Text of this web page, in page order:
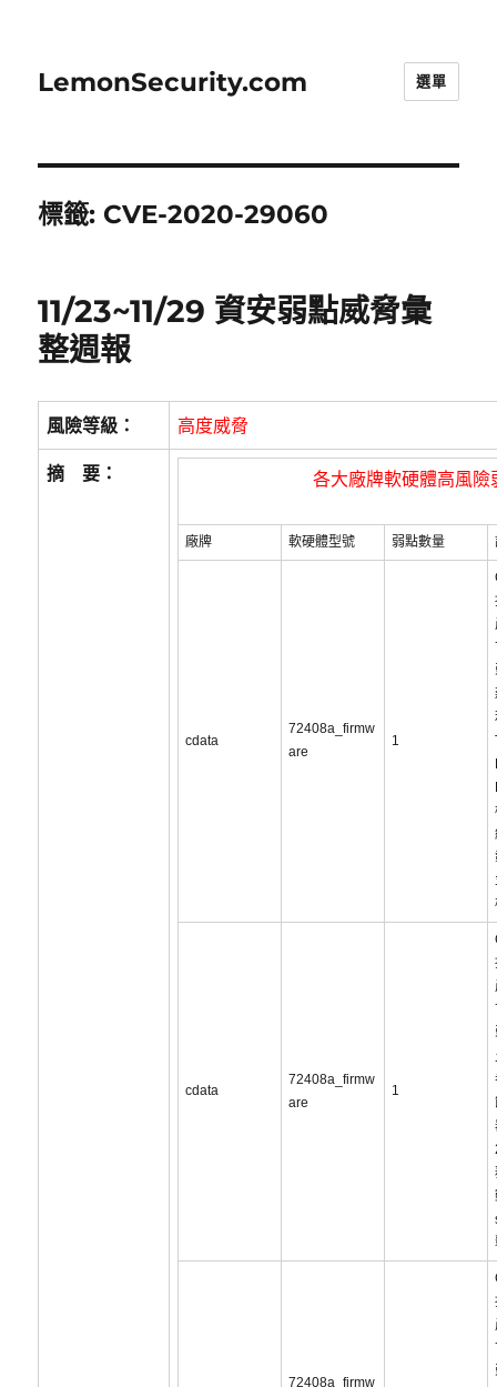
LemonSecurity.com 選單
標籤: CVE-2020-29060
11/23~11/29 資安弱點威脅彙
整週報
風險等級： 高度威脅
摘 要： 各大廠牌軟硬體高風險
廠牌 軟硬體型號 弱點數量
cdata
72408a_firmw
are
1
cdata
72408a_firmw
are
1
72408a_firmw